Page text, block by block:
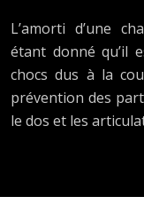
L’amorti d’une
étant donné qu’il
chocs dus à la
prévention des
le dos et les